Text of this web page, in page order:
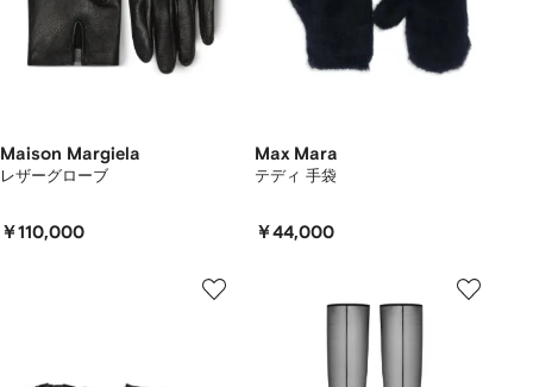
Maison Margiela
レザーグローブ
￥110,000
Max Mara
テディ 手袋
￥44,000